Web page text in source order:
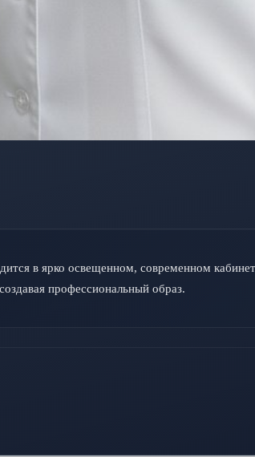
в ярко освещенном, современном
профессиональный образ.